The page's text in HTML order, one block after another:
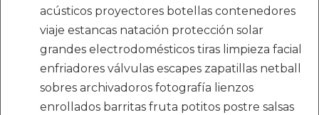
acústicos proyectores botellas contenedores
viaje estancas natación protección solar
grandes electrodomésticos tiras limpieza facial
enfriadores válvulas escapes zapatillas netball
sobres archivadoros fotografía lienzos
enrollados barritas fruta potitos postre salsas